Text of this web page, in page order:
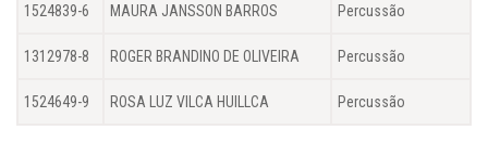
1524839-6 MAURA JANSSON BARROS Percussão
1312978-8 ROGER BRANDINO DE OLIVEIRA Percussão
1524649-9 ROSA LUZ VILCA HUILLCA Percussão